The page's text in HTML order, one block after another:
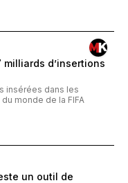
milliards d’insertions
insérées dans les
monde de la FIFA
un outil de